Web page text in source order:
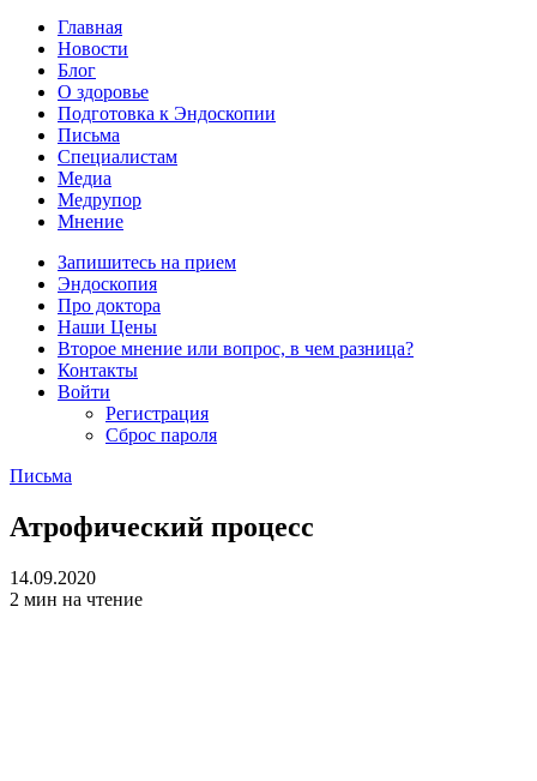
Главная
Новости
Блог
О здоровье
Подготовка к Эндоскопии
Письма
Специалистам
Медиа
Медрупор
Мнение
Запишитесь на прием
Эндоскопия
Про доктора
Наши Цены
Второе мнение или вопрос, в чем разница?
Контакты
Войти
Регистрация
Сброс пароля
Письма
Атрофический процесс
14.09.2020
2 мин на чтение